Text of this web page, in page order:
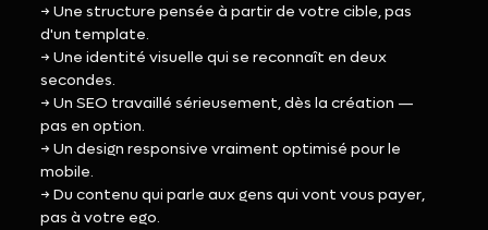
→ Une structure pensée à partir de votre cible, pas
d'un template.
→ Une identité visuelle qui se reconnaît en deux
secondes.
→ Un SEO travaillé sérieusement, dès la création —
pas en option.
→ Un design responsive vraiment optimisé pour le
mobile.
→ Du contenu qui parle aux gens qui vont vous payer,
pas à votre ego.